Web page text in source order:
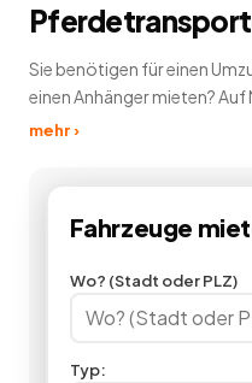
Sie benötigen für einen
einen Anhänger mieten?
Anhängerverleih günstig
mieten. Wenn Sie einen
Anhängervermietung einen
Angebote
mehr ›
Fahrzeuge
Wo? (Stadt oder PLZ)
Typ: